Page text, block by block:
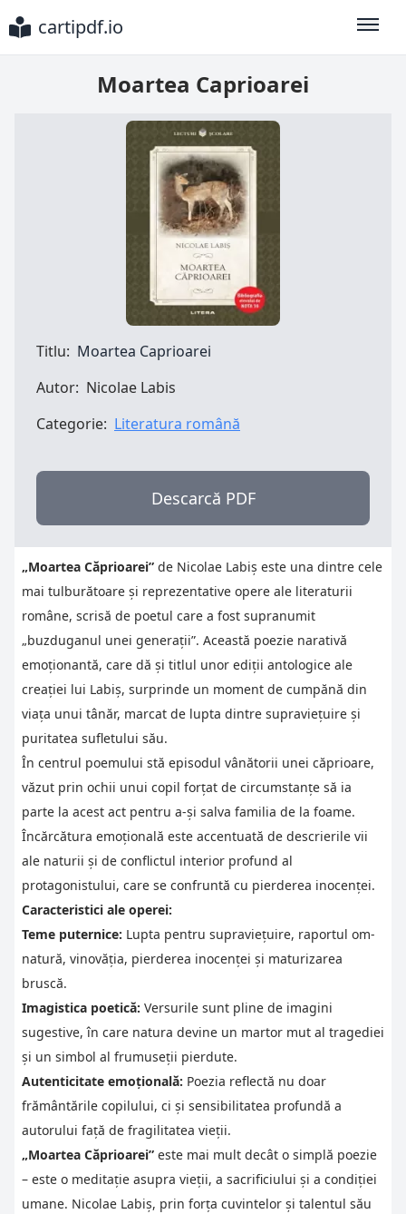
cartipdf.io
Moartea Caprioarei
Titlu: Moartea Caprioarei
Autor: Nicolae Labis
Categorie: Literatura română
Descarcă PDF
„Moartea Căprioarei” de Nicolae Labiș este una dintre cele
mai tulburătoare și reprezentative opere ale literaturii
române, scrisă de poetul care a fost supranumit
„buzduganul unei generații”. Această poezie narativă
emoționantă, care dă și titlul unor ediții antologice ale
creației lui Labiș, surprinde un moment de cumpănă din
viața unui tânăr, marcat de lupta dintre supraviețuire și
puritatea sufletului său.
În centrul poemului stă episodul vânătorii unei căprioare,
văzut prin ochii unui copil forțat de circumstanțe să ia
parte la acest act pentru a-și salva familia de la foame.
Încărcătura emoțională este accentuată de descrierile vii
ale naturii și de conflictul interior profund al
protagonistului, care se confruntă cu pierderea inocenței.
Caracteristici ale operei:
Teme puternice: Lupta pentru supraviețuire, raportul om-
natură, vinovăția, pierderea inocenței și maturizarea
bruscă.
Imagistica poetică: Versurile sunt pline de imagini
sugestive, în care natura devine un martor mut al tragediei
și un simbol al frumuseții pierdute.
Autenticitate emoțională: Poezia reflectă nu doar
frământările copilului, ci și sensibilitatea profundă a
autorului față de fragilitatea vieții.
„Moartea Căprioarei” este mai mult decât o simplă poezie
– este o meditație asupra vieții, a sacrificiului și a condiției
umane. Nicolae Labiș, prin forța cuvintelor și talentul său